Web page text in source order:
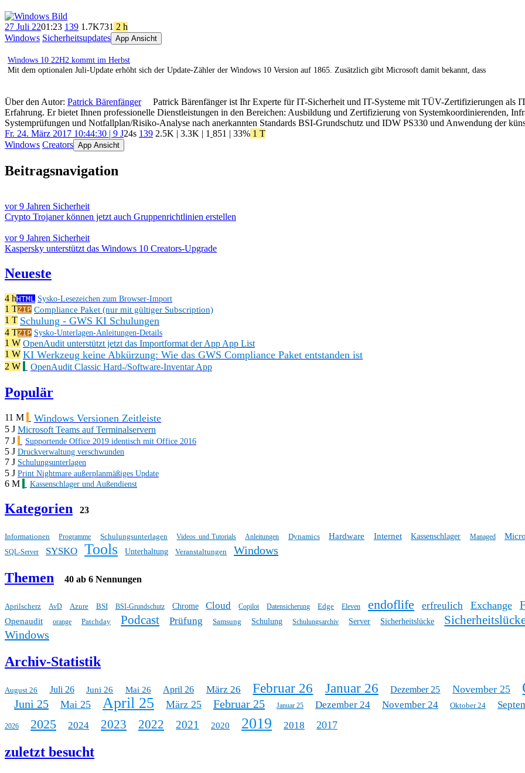
27 Juli 2201:23 139 1.7K731 2 h
Windows Sicherheitsupdates App Ansicht
Windows 10 22H2 kommt im Herbst
Mit dem optionalen Juli-Update erhöht sich der Update-Zähler der Windows 10 Version auf 1865. Zusätzlich gibt Microsoft damit bekannt, dass
Über den Autor: Patrick Bärenfänger
Patrick Bärenfänger ist Ihr Experte für IT-Sicherheit und IT-Systeme mit TÜV-Zertifizierungen als
Erfahrung. Er bietet Ihnen professionelle Dienstleistungen in den Bereichen: Ausbildung und Zertifizierung von Systemkoordinierenden,
Systemprüfungen und Notfallplan/Risiko-Analyse nach anerkannten Standards BSI-Grundschutz und IDW PS330 und Anwendung der
Fr. 24. März 2017 10:44:30 | 9 J24s 139 2.5K | 3.3K | 1 851 | 33% 1 T
Windows Creators App Ansicht
Beitragsnavigation
vor 9 Jahren Sicherheit
Crypto Trojaner können jetzt auch Gruppenrichtlinien erstellen
vor 9 Jahren Sicherheit
Kaspersky unterstützt das Windows 10 Creators-Upgrade
Neueste
4 hHTML Sysko-Lesezeichen zum Browser-Import
1 TZIP Compliance Paket (nur mit gültiger Subscription)
1 T Schulung - GWS KI Schulungen
4 TZIP Sysko-Unterlagen-Anleitungen-Details
1 W OpenAudit unterstützt jetzt das Importformat der App App List
1 W KI Werkzeug keine Abkürzung: Wie das GWS Compliance Paket entstanden ist
2 W OpenAudit Classic Hard-/Software-Inventar App
Populär
11 M Windows Versionen Zeitleiste
5 J Microsoft Teams auf Terminalservern
7 J
Supportende Office 2019 identisch mit Office 2016
5 J Druckverwaltung verschwunden
7 J Schulungsunterlagen
5 J Print Nightmare außerplanmäßiges Update
6 M Kassenschlager und Außendienst
Kategorien 23
Informationen Programme Schulungsunterlagen Videos und Tutorials Anleitungen Dynamics Hardware Internet Kassenschlager Managed
SQL-Server SYSKO Tools Unterhaltung Veranstaltungen Windows
Themen 40 ab 6 Nennungen
Aprilscherz AvD Azure BSI BSI-Grundschutz Chrome Cloud Copilot Datensicherung Edge Eleven endoflife erfreulich Exchange
Openaudit orange Patchday Podcast Prüfung Samsung Schulung Schulungsarchiv Server Sicherheitslücke
Windows
Archiv-Statistik
August 26 Juli 26 Juni 26 Mai 26 April 26 März 26 Februar 26 Januar 26 Dezember 25 November 25
Juni 25 Mai 25 April 25 März 25 Februar 25 Januar 25 Dezember 24 November 24 Oktober 24
2026 2025 2024 2023 2022 2021 2020 2019 2018 2017
zuletzt besucht